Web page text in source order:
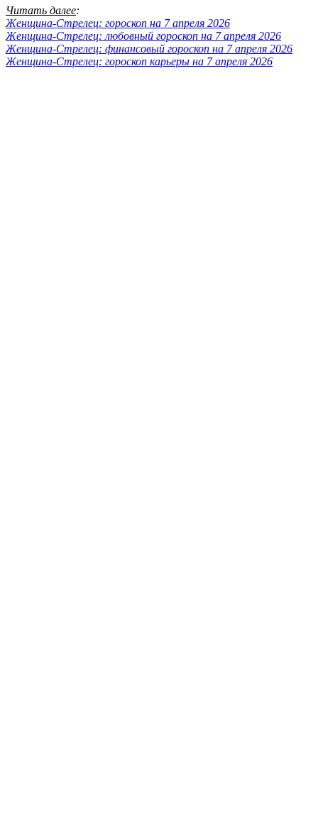
Читать далее:
Женщина-Стрелец: гороскоп на 7 апреля 2026
Женщина-Стрелец: любовный гороскоп на 7 апреля 2026
Женщина-Стрелец: финансовый гороскоп на 7 апреля 2026
Женщина-Стрелец: гороскоп карьеры на 7 апреля 2026